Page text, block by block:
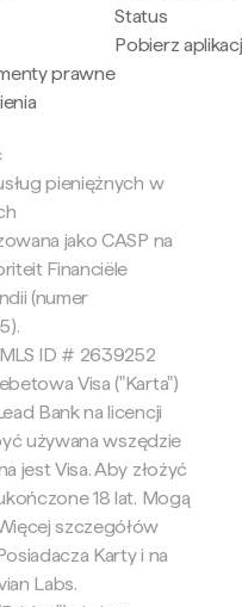
prawne
Status
Pobierz
pieniężnych w
jako CASP na
Financiële
(numer
ID # 2639252
Visa ("Karta")
Bank na licencji
używana wszędzie
jest Visa. Aby złożyć
18 lat. Mogą
szczegółów
Karty i na
Labs.